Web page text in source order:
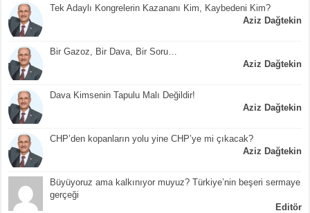
Tek Adaylı Kongrelerin Kazananı Kim, Kaybedeni Kim?
Aziz Dağtekin
Bir Gazoz, Bir Dava, Bir Soru…
Aziz Dağtekin
Dava Kimsenin Tapulu Malı Değildir!
Aziz Dağtekin
CHP’den kopanların yolu yine CHP’ye mi çıkacak?
Aziz Dağtekin
Büyüyoruz ama kalkınıyor muyuz? Türkiye’nin beşeri sermaye
gerçeği
Editör